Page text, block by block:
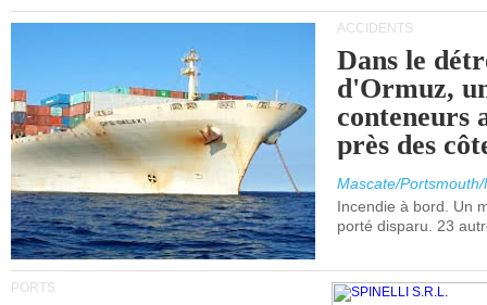
ACCIDENTS
Dans le
d'Ormuz,
conteneurs
près des
Mascate/
Incendie à bord. Un
porté disparu. 23
PORTS